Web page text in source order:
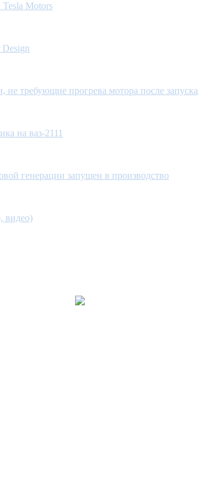
Motors
не требующие прогрева мотора после запуска
на ваз-2111
генерации запущен в производство
видео)